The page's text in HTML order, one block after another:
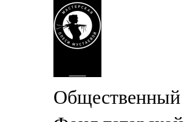
Общественный